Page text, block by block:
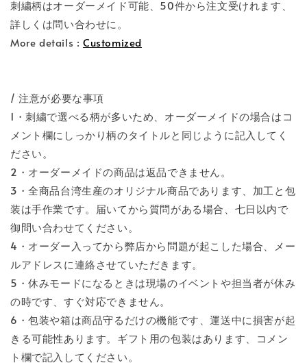
刺繍柄はオーダーメイド可能、50件から注文受けれます、
詳しくは問い合わせに。
More details : Customized
/ 注意が必要な事項
1・刺繍で選べる柄が多いため、オーダーメイドの場合はコ
メント欄にしっかり柄のタイトルと同じように記入してく
ださい。
2・オーダーメイドの商品は返品できません。
3・全商品台湾生産のオリジナル商品であります、加工と包
装は手作業です。届いてから質問がある場合、七日以内で
御問い合わせてください。
4・オーダー入ってから弊店から問題が起こした場合、メー
ルアドレスに連絡させていただきます。
5・休みモードになるときは現場のイベントや担当者が休み
の時です、すぐ対応できません。
6・包装や箱は商品守るだけの機能です、運送中に損害が起
きる可能性あります。ギフト用の包装はあります、コメン
ト欄で記入してください。